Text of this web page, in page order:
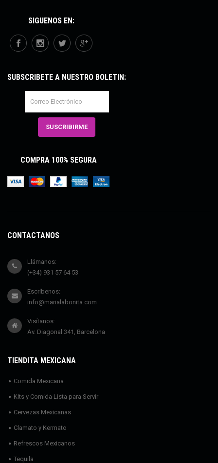
SÍGUENOS EN:
SUBSCRÍBETE A NUESTRO BOLETÍN:
COMPRA 100% SEGURA
CONTÁCTANOS
Llámanos:
(+34) 931 57 64 53
Escríbenos:
info@marialabonita.com
Visítanos:
Av. Diagonal 341, Barcelona
TIENDITA MEXICANA
Comida Mexicana
Kits y Comida Lista para Servir
Cervezas Mexicanas
Clamato y Kermato
Refrescos Mexicanos
Tequila